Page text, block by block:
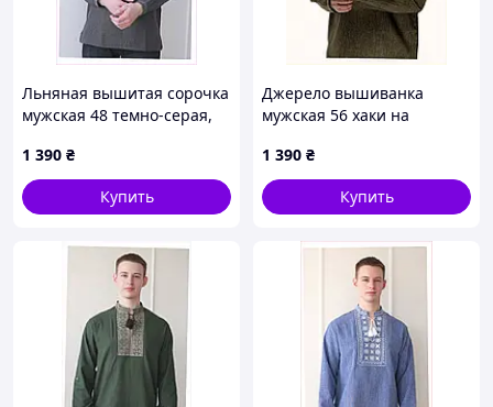
Льняная вышитая сорочка
мужская 48 темно-серая,
1 390 ₴
Купить
Джерело вышиванка
мужская 56 хаки на
8H613908A
1 390 ₴
Купить